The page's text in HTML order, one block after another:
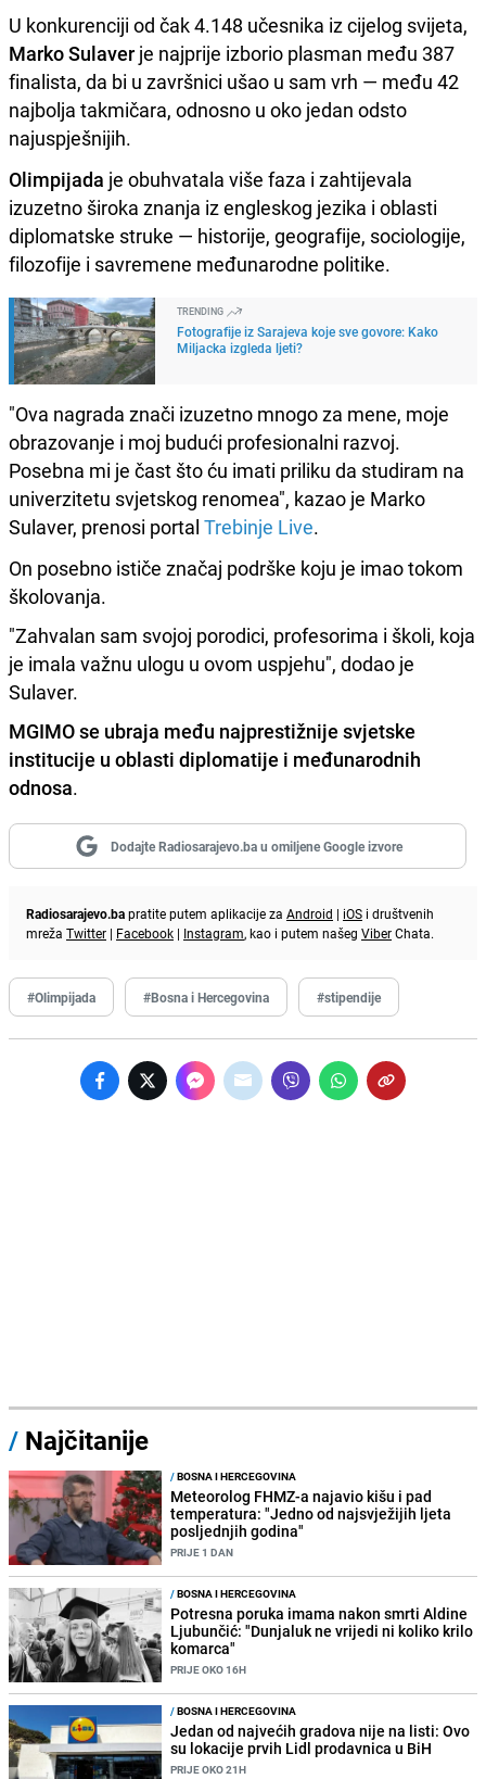
U konkurenciji od čak 4.148 učesnika iz cijelog svijeta,
Marko Sulaver je najprije izborio plasman među 387
finalista, da bi u završnici ušao u sam vrh — među 42
najbolja takmičara, odnosno u oko jedan odsto
najuspješnijih.
Olimpijada je obuhvatala više faza i zahtijevala
izuzetno široka znanja iz engleskog jezika i oblasti
diplomatske struke — historije, geografije, sociologije,
filozofije i savremene međunarodne politike.
TRENDING
Fotografije iz Sarajeva koje sve govore: Kako
Miljacka izgleda ljeti?
"Ova nagrada znači izuzetno mnogo za mene, moje
obrazovanje i moj budući profesionalni razvoj.
Posebna mi je čast što ću imati priliku da studiram na
univerzitetu svjetskog renomea", kazao je Marko
Sulaver, prenosi portal Trebinje Live.
On posebno ističe značaj podrške koju je imao tokom
školovanja.
"Zahvalan sam svojoj porodici, profesorima i školi, koja
je imala važnu ulogu u ovom uspjehu", dodao je
Sulaver.
MGIMO se ubraja među najprestižnije svjetske
institucije u oblasti diplomatije i međunarodnih
odnosa.
Dodajte Radiosarajevo.ba u omiljene Google izvore
Radiosarajevo.bapratite putem aplikacije za Android | iOS i društvenih
mreža Twitter | Facebook | Instagram, kao i putem našeg ViberChata.
#Olimpijada #Bosna i Hercegovina #stipendije
/ Najčitanije
/BOSNA I HERCEGOVINA
Meteorolog FHMZ-a najavio kišu i pad
temperatura: "Jedno od najsvježijih ljeta
posljednjih godina"
PRIJE 1 DAN
/BOSNA I HERCEGOVINA
Potresna poruka imama nakon smrti Aldine
Ljubunčić: "Dunjaluk ne vrijedi ni koliko krilo
komarca"
PRIJE OKO 16H
/BOSNA I HERCEGOVINA
Jedan od najvećih gradova nije na listi: Ovo
su lokacije prvih Lidl prodavnica u BiH
PRIJE OKO 21H